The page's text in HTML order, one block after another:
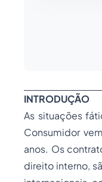
INTRODUÇÃO
As situações
Consumidor
anos. Os
direito interno,